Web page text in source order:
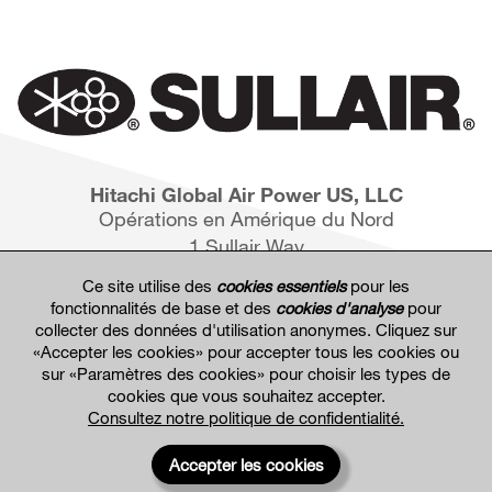
Hitachi Global Air Power US, LLC
Opérations en Amérique du Nord
1 Sullair Way
Ce site utilise des cookies essentielspour les
fonctionnalités de base et des cookies d'analysepour
collecter des données d'utilisation anonymes. Cliquez sur
«Accepter les cookies» pour accepter tous les cookies ou
sur «Paramètres des cookies» pour choisir les types de
cookies que vous souhaitez accepter.
Consultez notre politique de confidentialité.
Accepter les cookies
Hitachi Global Website
Conditions d'utilisation du site Web Politique de confidentialité